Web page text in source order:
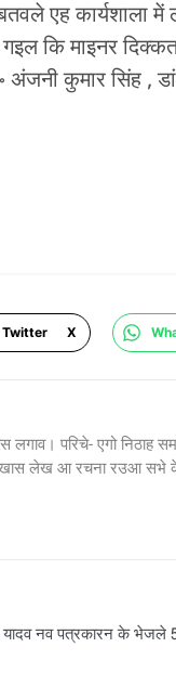
एह कार्यशाला
कि माइनर
कुमार सिंह ,
Twitter X
परिचे- एगो निठाह
खास लेख आ रचना रउआ
यादव नव पत्रकारन के भेजले